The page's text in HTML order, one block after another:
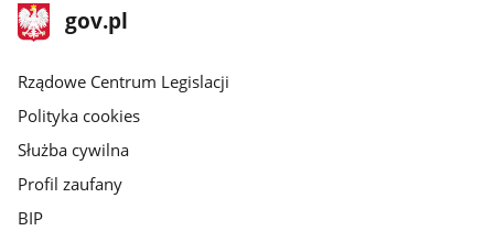
stopka
gov.plStrona
gov.pl
Rządowe Centrum Legislacji
Polityka cookies
Służba cywilna
Profil zaufany
BIP